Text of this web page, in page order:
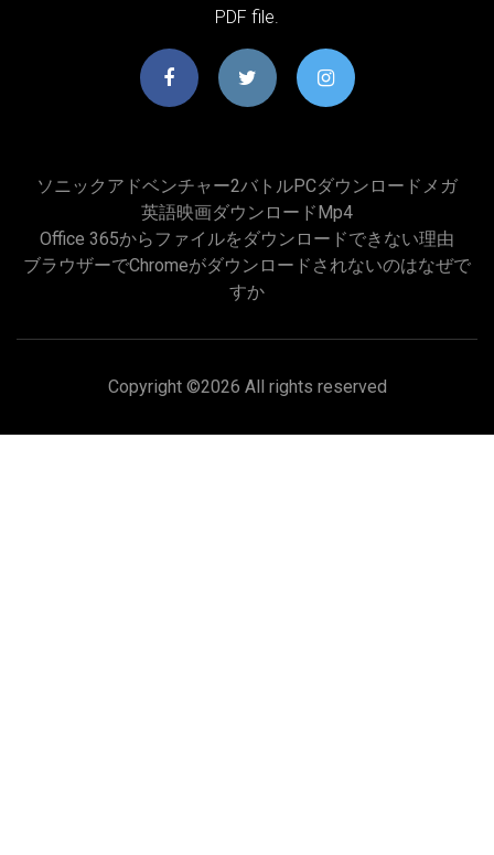
PDF file.
ソニックアドベンチャー2バトルPCダウンロードメガ
英語映画ダウンロードmp4
Office 365からファイルをダウンロードできない理由
ブラウザーでChromeがダウンロードされないのはなぜで
すか
Copyright ©2026 All rights reserved